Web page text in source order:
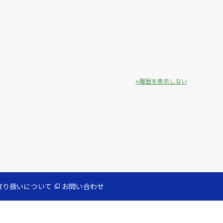
履歴を表示しない
扱いについて お問い合わせ